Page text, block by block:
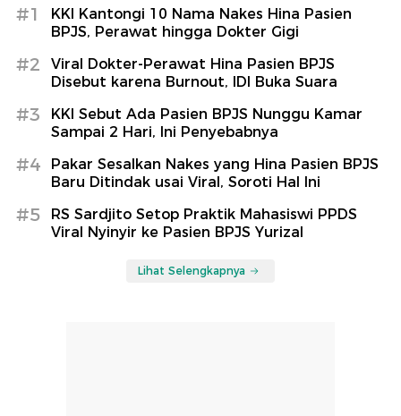
#1
KKI Kantongi 10 Nama Nakes Hina Pasien
BPJS, Perawat hingga Dokter Gigi
#2
Viral Dokter-Perawat Hina Pasien BPJS
Disebut karena Burnout, IDI Buka Suara
#3
KKI Sebut Ada Pasien BPJS Nunggu Kamar
Sampai 2 Hari, Ini Penyebabnya
#4
Pakar Sesalkan Nakes yang Hina Pasien BPJS
Baru Ditindak usai Viral, Soroti Hal Ini
#5
RS Sardjito Setop Praktik Mahasiswi PPDS
Viral Nyinyir ke Pasien BPJS Yurizal
Lihat Selengkapnya